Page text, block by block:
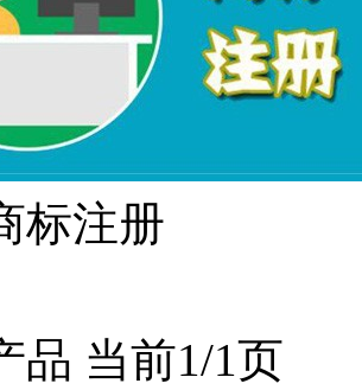
标注册
品 当前1/1页